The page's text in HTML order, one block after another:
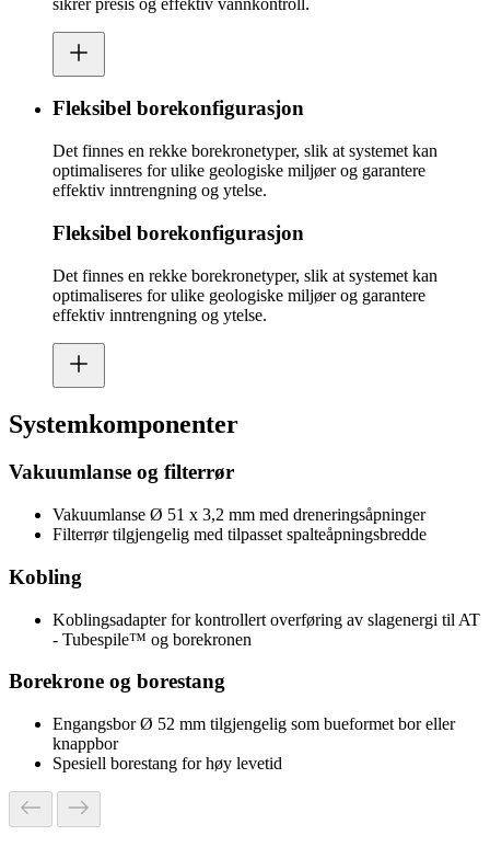
Fleksibel borekonfigurasjon
Det finnes en rekke borekronetyper, slik at systemet kan
optimaliseres for ulike geologiske miljøer og garantere
effektiv inntrengning og ytelse.
Fleksibel borekonfigurasjon
Det finnes en rekke borekronetyper, slik at systemet kan
optimaliseres for ulike geologiske miljøer og garantere
effektiv inntrengning og ytelse.
Systemkomponenter
Vakuumlanse og filterrør
Vakuumlanse Ø 51 x 3,2 mm med dreneringsåpninger
Filterrør tilgjengelig med tilpasset spalteåpningsbredde
Kobling
Koblingsadapter for kontrollert overføring av slagenergi til AT
- Tubespile™ og borekronen
Borekrone og borestang
Engangsbor Ø 52 mm tilgjengelig som bueformet bor eller
knappbor
Spesiell borestang for høy levetid